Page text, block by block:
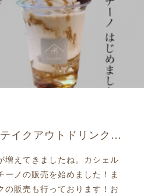
期間限定メニュー、テイクアウトドリンクのご案内
増えてきましたね。カシェル
ーノの販売を始めました！ま
の販売も行っております！お